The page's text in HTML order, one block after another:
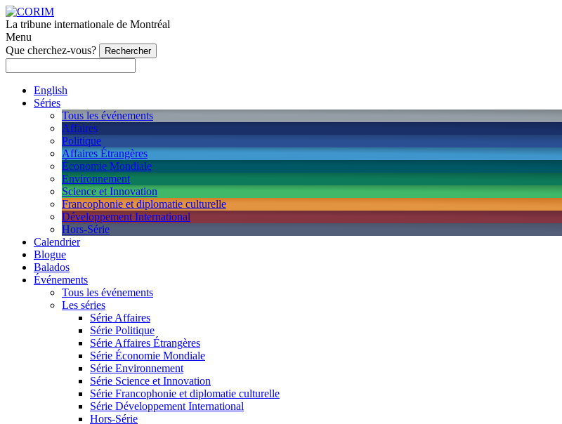
La tribune internationale de Montréal
Menu
Que cherchez-vous?
English
Séries
Tous les événements
Affaires
Politique
Affaires Étrangères
Économie Mondiale
Environnement
Science et Innovation
Francophonie et diplomatie culturelle
Développement International
Hors-Série
Calendrier
Blogue
Balados
Événements
Tous les événements
Les séries
Série Affaires
Série Politique
Série Affaires Étrangères
Série Économie Mondiale
Série Environnement
Série Science et Innovation
Série Francophonie et diplomatie culturelle
Série Développement International
Hors-Série